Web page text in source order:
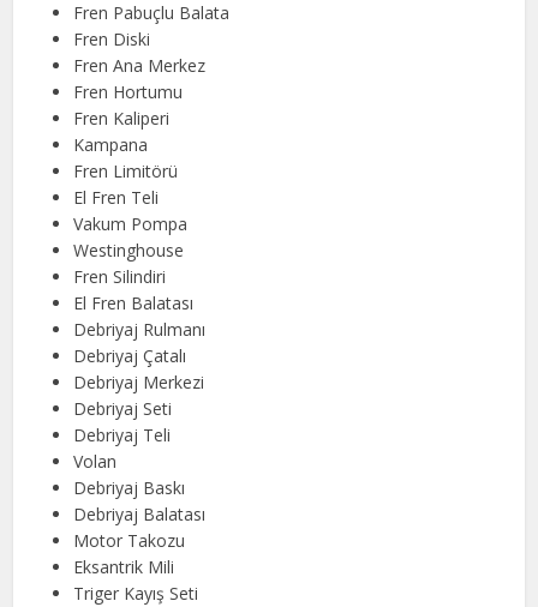
Fren Pabuçlu Balata
Fren Diski
Fren Ana Merkez
Fren Hortumu
Fren Kaliperi
Kampana
Fren Limitörü
El Fren Teli
Vakum Pompa
Westinghouse
Fren Silindiri
El Fren Balatası
Debriyaj Rulmanı
Debriyaj Çatalı
Debriyaj Merkezi
Debriyaj Seti
Debriyaj Teli
Volan
Debriyaj Baskı
Debriyaj Balatası
Motor Takozu
Eksantrik Mili
Triger Kayış Seti